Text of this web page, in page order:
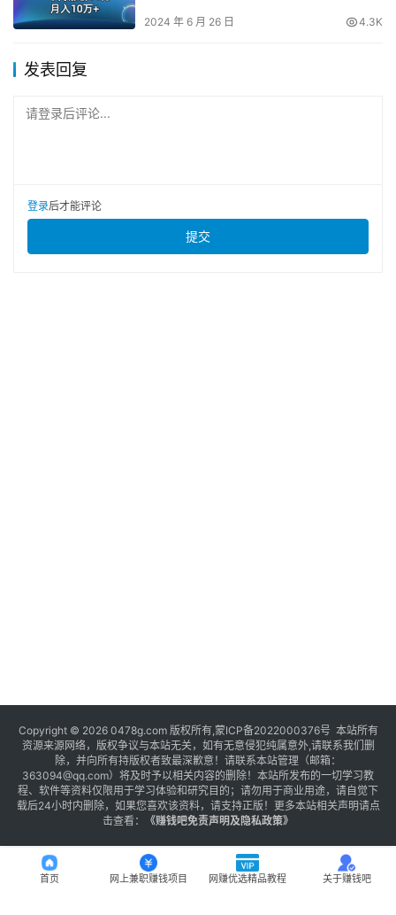
2024 年 6 月 26 日 4.3K
发表回复
请登录后评论...
登录后才能评论
提交
Copyright © 2026 0478g.com 版权所有,蒙ICP备2022000376号 本站所有
资源来源网络，版权争议与本站无关，如有无意侵犯纯属意外,请联系我们删
除，并向所有持版权者致最深歉意！请联系本站管理（邮箱：
363094@qq.com）将及时予以相关内容的删除！本站所发布的一切学习教
程、软件等资料仅限用于学习体验和研究目的；请勿用于商业用途，请自觉下
载后24小时内删除，如果您喜欢该资料，请支持正版！更多本站相关声明请点
击查看：
《赚钱吧免责声明及隐私政策》
首页 网上兼职赚钱项目 网赚优选精品教程 关于赚钱吧